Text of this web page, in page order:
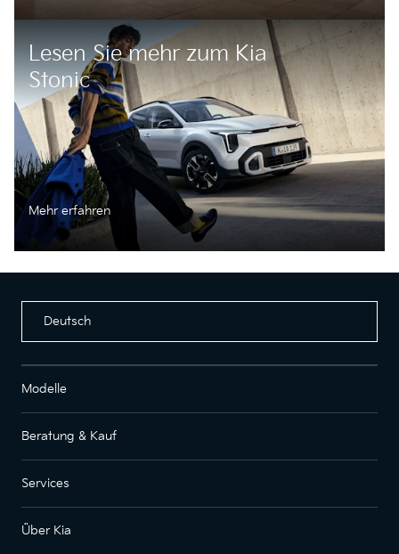
Lesen Sie mehr zum Kia
Stonic
Mehr erfahren
Deutsch
Modelle
Beratung & Kauf
Services
Über Kia